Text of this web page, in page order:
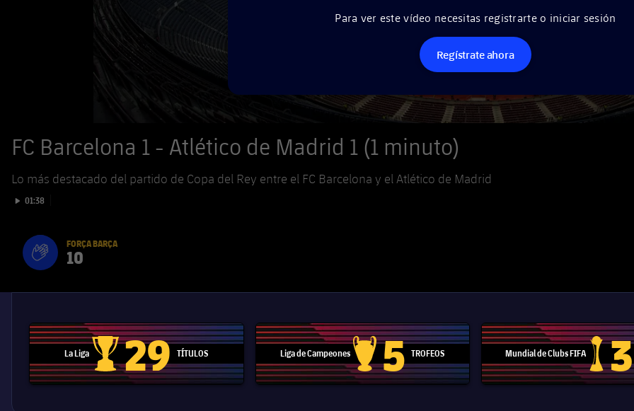
Para ver este vídeo necesitas registrarte o iniciar sesión
Regístrate ahora
FC Barcelona 1 - Atlético de Madrid 1 (1 minuto)
Lo más destacado del partido de Copa del Rey entre el FC Barcelona y el Atlético de Madrid
Iniciar vídeo
01:38
Força Barça
label.aria.forcabarca
FORÇA BARÇA
label.aria.fire
10
La Liga
Trofeo de La Liga
29 TÍTULOS Liga de Campeones
Trofeo de la Liga de Campeones
5 TROFEOS Mundial de Clubs FIFA
Trofeo3